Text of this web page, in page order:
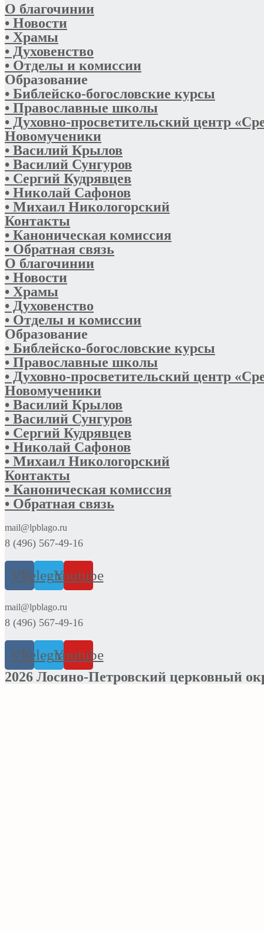
О благочинии
• Новости
• Храмы
• Духовенство
• Отделы и комиссии
Образование
• Библейско-богословские курсы
• Православные школы
• Духовно-просветительский центр
Новомученики
• Василий Крылов
• Василий Сунгуров
• Сергий Кудрявцев
• Николай Сафонов
• Михаил Никологорский
Контакты
• Каноническая комиссия
• Обратная связь
О благочинии
• Новости
• Храмы
• Духовенство
• Отделы и комиссии
Образование
• Библейско-богословские курсы
• Православные школы
• Духовно-просветительский центр
Новомученики
• Василий Крылов
• Василий Сунгуров
• Сергий Кудрявцев
• Николай Сафонов
• Михаил Никологорский
Контакты
• Каноническая комиссия
• Обратная связь
mail@lpblago.ru
8 (496) 567-49-16
VkTelegramYoutube
mail@lpblago.ru
8 (496) 567-49-16
VkTelegramYoutube
2026 Лосино-Петровский церковный